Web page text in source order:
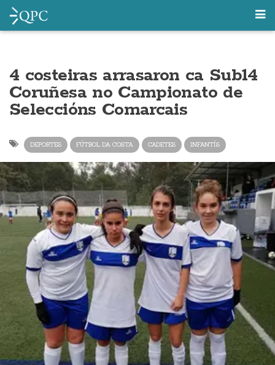
4 costeiras arrasaron ca Sub14
Coruñesa no Campionato de
Seleccións Comarcais
DEPORTES FÚTBOL DA COSTA CADETES INFANTÍS